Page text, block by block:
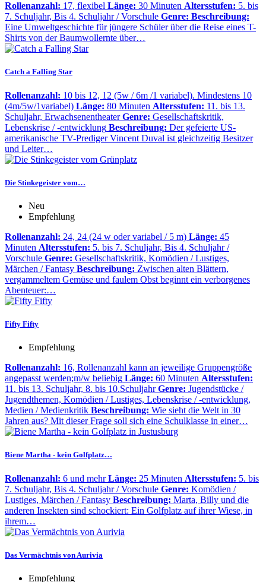
Rollenanzahl: 17, flexibel Länge: 30 Minuten Altersstufen: 5. bis
7. Schuljahr, Bis 4. Schuljahr / Vorschule Genre: Beschreibung:
Eine Umweltgeschichte für jüngere Schüler über die Reise eines T-
Shirts von der Baumwollernte über…
Catch a Falling Star
Rollenanzahl: 10 bis 12, 12 (5w / 6m /1 variabel). Mindestens 10
(4m/5w/1variabel) Länge: 80 Minuten Altersstufen: 11. bis 13.
Schuljahr, Erwachsenentheater Genre: Gesellschaftskritik,
Lebenskrise / -entwicklung Beschreibung: Der gefeierte US-
amerikanische TV-Prediger Vincent Duval ist gleichzeitig Besitzer
und Leiter…
Die Stinkegeister vom…
Neu
Empfehlung
Rollenanzahl: 24, 24 (24 w oder variabel / 5 m) Länge: 45
Minuten Altersstufen: 5. bis 7. Schuljahr, Bis 4. Schuljahr /
Vorschule Genre: Gesellschaftskritik, Komödien / Lustiges,
Märchen / Fantasy Beschreibung: Zwischen alten Blättern,
vergammeltem Gemüse und faulem Obst beginnt ein verborgenes
Abenteuer:…
Fifty Fifty
Empfehlung
Rollenanzahl: 16, Rollenanzahl kann an jeweilige Gruppengröße
angepasst werden;m/w beliebig Länge: 60 Minuten Altersstufen:
11. bis 13. Schuljahr, 8. bis 10.Schuljahr Genre: Jugendstücke /
Jugendthemen, Komödien / Lustiges, Lebenskrise / -entwicklung,
Medien / Medienkritik Beschreibung: Wie sieht die Welt in 30
Jahren aus? Mit dieser Frage soll sich eine Schulklasse in einer…
Biene Martha - kein Golfplatz…
Rollenanzahl: 6 und mehr Länge: 25 Minuten Altersstufen: 5. bis
7. Schuljahr, Bis 4. Schuljahr / Vorschule Genre: Komödien /
Lustiges, Märchen / Fantasy Beschreibung: Marta, Billy und die
anderen Insekten sind schockiert: Ein Golfplatz auf ihrer Wiese, in
ihrem…
Das Vermächtnis von Aurivia
Empfehlung